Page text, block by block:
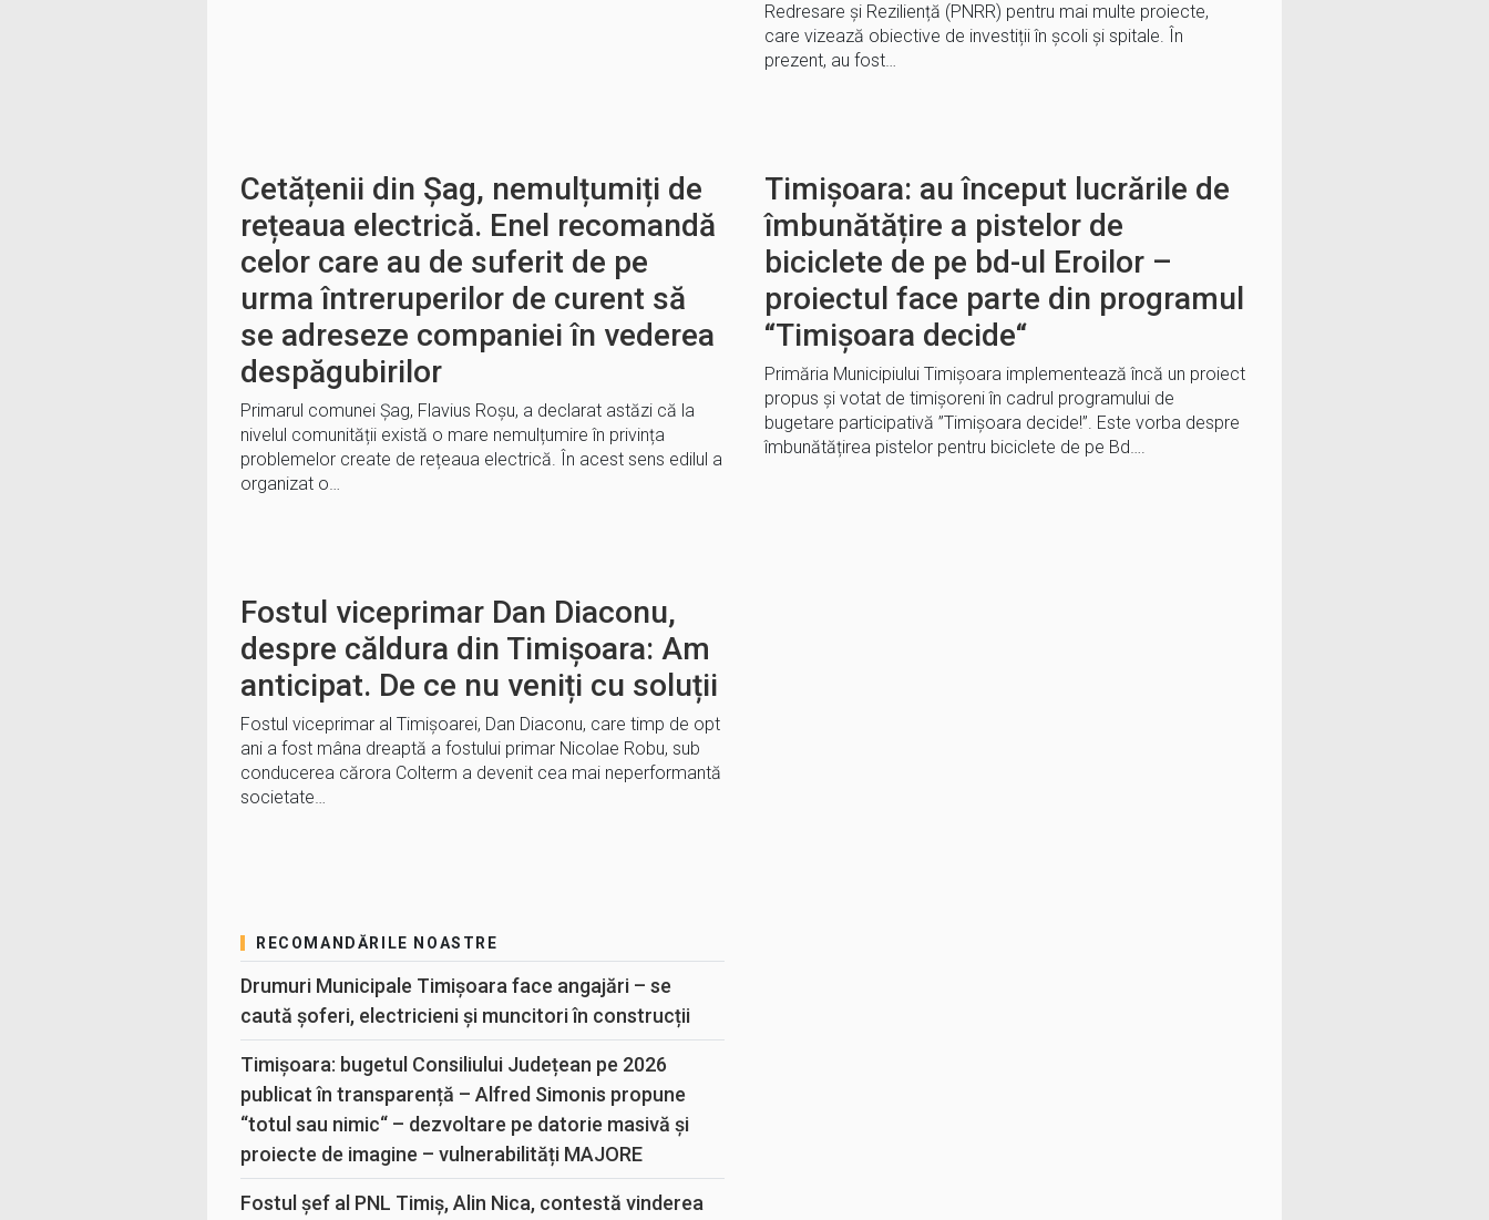
Redresare și Reziliență (PNRR) pentru mai multe proiecte,
care vizează obiective de investiții în școli și spitale. În
prezent, au fost…
Cetățenii din Șag, nemulțumiți de
rețeaua electrică. Enel recomandă
celor care au de suferit de pe
urma întreruperilor de curent să
se adreseze companiei în vederea
despăgubirilor
Primarul comunei Șag, Flavius Roșu, a declarat astăzi că la
nivelul comunității există o mare nemulțumire în privința
problemelor create de rețeaua electrică. În acest sens edilul a
organizat o…
Timișoara: au început lucrările de
îmbunătățire a pistelor de
biciclete de pe bd-ul Eroilor –
proiectul face parte din programul
“Timișoara decide“
Primăria Municipiului Timișoara implementează încă un proiect
propus și votat de timișoreni în cadrul programului de
bugetare participativă ”Timișoara decide!”. Este vorba despre
îmbunătățirea pistelor pentru biciclete de pe Bd….
Fostul viceprimar Dan Diaconu,
despre căldura din Timișoara: Am
anticipat. De ce nu veniți cu soluții
Fostul viceprimar al Timișoarei, Dan Diaconu, care timp de opt
ani a fost mâna dreaptă a fostului primar Nicolae Robu, sub
conducerea cărora Colterm a devenit cea mai neperformantă
societate…
RECOMANDĂRILE NOASTRE
Drumuri Municipale Timișoara face angajări – se
caută șoferi, electricieni și muncitori în construcții
Timișoara: bugetul Consiliului Județean pe 2026
publicat în transparență – Alfred Simonis propune
“totul sau nimic“ – dezvoltare pe datorie masivă și
proiecte de imagine – vulnerabilități MAJORE
Fostul șef al PNL Timiș, Alin Nica, contestă vinderea